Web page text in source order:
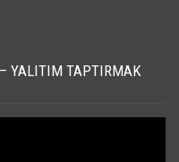
YALITIM TAPTIRMAK